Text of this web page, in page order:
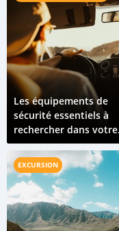
Les équipements de
sécurité essentiels à
rechercher dans votre
prochain véhicule
EXCURSION